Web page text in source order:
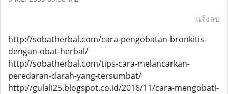
แจ้งลบ
http://sobatherbal.com/cara-pengobatan-bronkitis-
dengan-obat-herbal/
http://sobatherbal.com/tips-cara-melancarkan-
peredaran-darah-yang-tersumbat/
http://gulali25.blogspot.co.id/2016/11/cara-mengobati-